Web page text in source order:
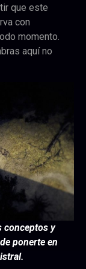
que este
con
momento.
aquí no
conceptos y
ponerte en